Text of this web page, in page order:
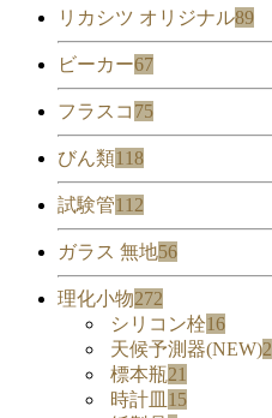
リカシツ オリジナル89
ビーカー67
フラスコ 75
びん類118
試験管112
ガラス 無地56
理化小物272
シリコン栓16
天候予測器(NEW)2
標本瓶21
時計皿 15